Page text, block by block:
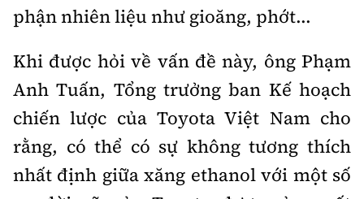
phận nhiên liệu như gioăng, phớt...
Khi được hỏi về vấn đề này, ông Phạm
Anh Tuấn, Tổng trưởng ban Kế hoạch
chiến lược của Toyota Việt Nam cho
rằng, có thể có sự không tương thích
nhất định giữa xăng ethanol với một số